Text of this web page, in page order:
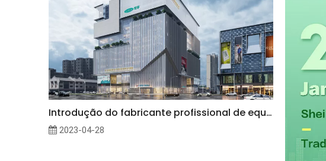
Introdução do fabricante profissional de equipamentos médicos
2023-04-28